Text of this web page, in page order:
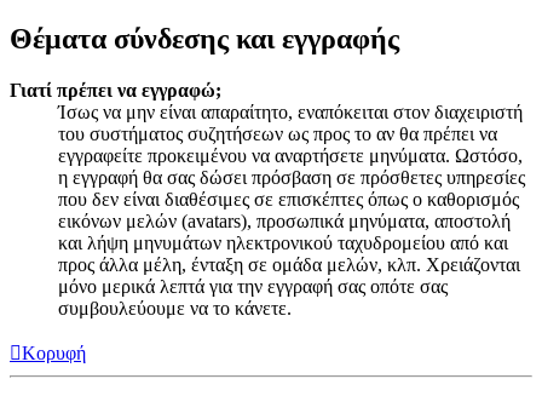
Θέματα σύνδεσης και εγγραφής
Γιατί πρέπει να εγγραφώ;
Ίσως να μην είναι απαραίτητο, εναπόκειται στον διαχειριστή
του συστήματος συζητήσεων ως προς το αν θα πρέπει να
εγγραφείτε προκειμένου να αναρτήσετε μηνύματα. Ωστόσο,
η εγγραφή θα σας δώσει πρόσβαση σε πρόσθετες υπηρεσίες
που δεν είναι διαθέσιμες σε επισκέπτες όπως ο καθορισμός
εικόνων μελών (avatars), προσωπικά μηνύματα, αποστολή
και λήψη μηνυμάτων ηλεκτρονικού ταχυδρομείου από και
προς άλλα μέλη, ένταξη σε ομάδα μελών, κλπ. Χρειάζονται
μόνο μερικά λεπτά για την εγγραφή σας οπότε σας
συμβουλεύουμε να το κάνετε.
Κορυφή